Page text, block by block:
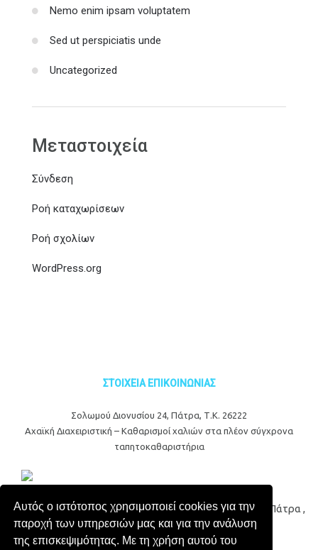
Αυτός ο ιστότοπος χρησιμοποιεί cookies για την
παροχή των υπηρεσιών μας και για την ανάλυση
της επισκεψιμότητας. Με τη χρήση αυτού του
Nemo enim ipsam voluptatem
Sed ut perspiciatis unde
Uncategorized
Μεταστοιχεία
Σύνδεση
Ροή καταχωρίσεων
Ροή σχολίων
WordPress.org
ΣΤΟΙΧΕΙΑ ΕΠΙΚΟΙΝΩΝΙΑΣ
Σολωμού Διονυσίου 24, Πάτρα, Τ.Κ. 26222
Αχαϊκή Διαχειριστική – Καθαρισμοί χαλιών στα πλέον σύγχρονα
ταπητοκαθαριστήρια
© 2017 Αχαϊκή Διαχειριστική - Ταπητοκαθαριστήρια Πάτρα ,
All Rights Reserved | Powered by